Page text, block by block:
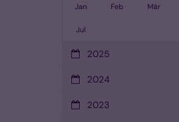
Jan Feb Mär
Jul
2025
2024
2023